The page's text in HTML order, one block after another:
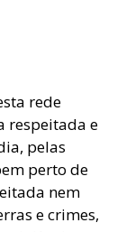
rede
respeitada e
pelas
perto de
nem
e crimes,